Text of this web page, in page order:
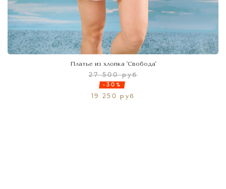
Платье из хлопка 'Свобода'
27 500 руб
-30%
19 250 руб